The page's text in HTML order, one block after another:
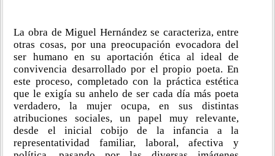
La obra de Miguel Hernández se caracteriza, entre
otras cosas, por una preocupación evocadora del
ser humano en su aportación ética al ideal de
convivencia desarrollado por el propio poeta. En
este proceso, completado con la práctica estética
que le exigía su anhelo de ser cada día más poeta
verdadero, la mujer ocupa, en sus distintas
atribuciones sociales, un papel muy relevante,
desde el inicial cobijo de la infancia a la
representatividad familiar, laboral, afectiva y